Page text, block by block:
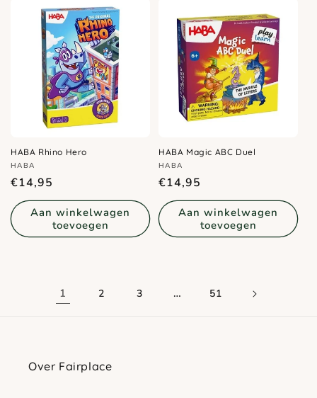
HABA Rhino Hero
Verkoper:
HABA
Normale
prijs
€14,95
Aan winkelwagen
toevoegen
HABA Magic ABC Duel
Verkoper:
HABA
Normale
prijs
€14,95
Aan winkelwagen
toevoegen
1 2 3 … 51
Over Fairplace